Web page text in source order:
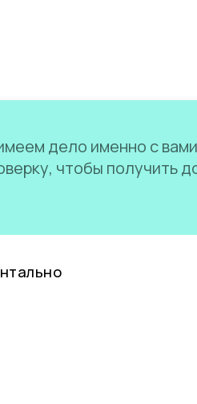
дело именно с
чтобы получить